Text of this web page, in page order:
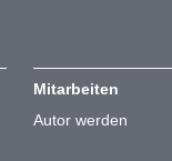
Mitarbeiten
Autor werden